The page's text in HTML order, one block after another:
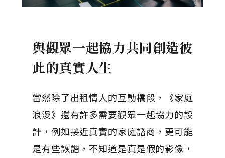
與觀眾一起協力共同創造彼
此的真實人生
當然除了出租情人的互動橋段，《家庭
浪漫》還有許多需要觀眾一起協力的設
計，例如接近真實的家庭諮商，更可能
是有些詼諧，不知道是真是假的影像，